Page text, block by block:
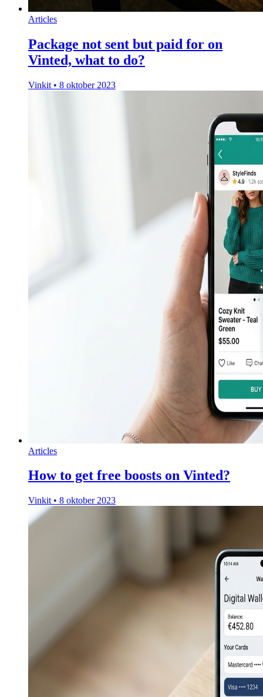
Articles
Package not sent but paid for on
Vinted, what to do?
Vinkit • 8 oktober 2023
Articles
How to get free boosts on Vinted?
Vinkit • 8 oktober 2023